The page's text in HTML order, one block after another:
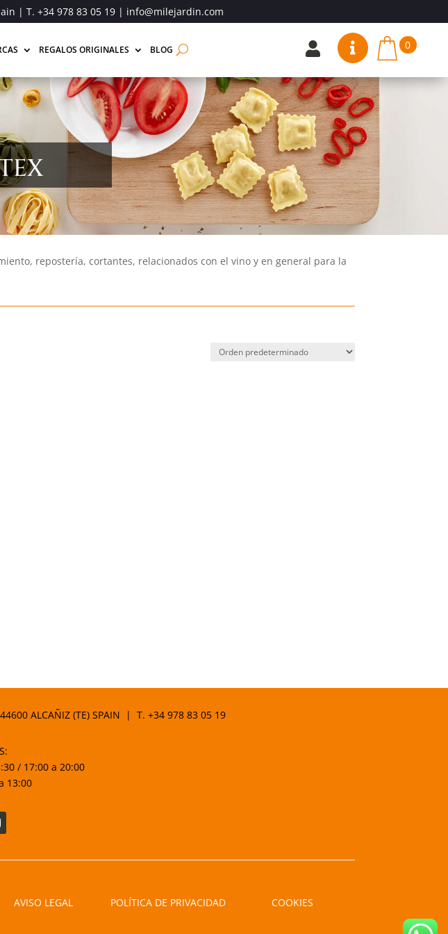
| T. +34 978 83 05 19| info@milejardin.com
REGALOS ORIGINALES BLOG   0
repostería, cortantes, relacionados con el vino y en general para la
ALCAÑIZ (TE) SPAIN | T. +34 978 83 05 19
/ 17:00 a 20:00
13:00
AVISO LEGAL POLÍTICA DE PRIVACIDAD COOKIES